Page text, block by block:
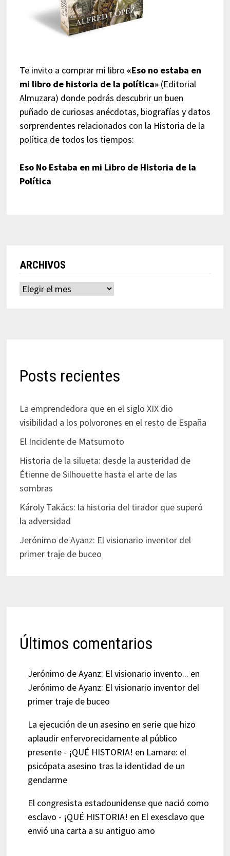
Te invito a comprar mi libro «Eso no estaba en
mi libro de historia de la política»(Editorial
Almuzara) donde podrás descubrir un buen
puñado de curiosas anécdotas, biografías y datos
sorprendentes relacionados con la Historia de la
política de todos los tiempos:
Eso No Estaba en mi Libro de Historia de la
Política
ARCHIVOS
Archivos
Posts recientes
La emprendedora que en el siglo XIX dio
visibilidad a los polvorones en el resto de España
El Incidente de Matsumoto
Historia de la silueta: desde la austeridad de
Étienne de Silhouette hasta el arte de las
sombras
Károly Takács: la historia del tirador que superó
la adversidad
Jerónimo de Ayanz: El visionario inventor del
primer traje de buceo
Últimos comentarios
Jerónimo de Ayanz: El visionario invento... en
Jerónimo de Ayanz: El visionario inventor del
primer traje de buceo
La ejecución de un asesino en serie que hizo
aplaudir enfervorecidamente al público
presente - ¡QUÉ HISTORIA! en Lamare: el
psicópata asesino tras la identidad de un
gendarme
El congresista estadounidense que nació como
esclavo - ¡QUÉ HISTORIA! en El exesclavo que
envió una carta a su antiguo amo